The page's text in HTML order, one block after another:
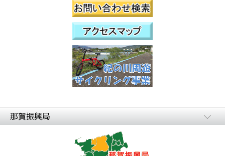
那賀振興局